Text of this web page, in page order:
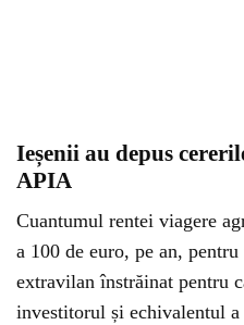
Ieșenii au depus
APIA
Cuantumul rentei viagere
a 100 de euro, pe an,
extravilan înstrăinat pentru
investitorul și echivalentul a